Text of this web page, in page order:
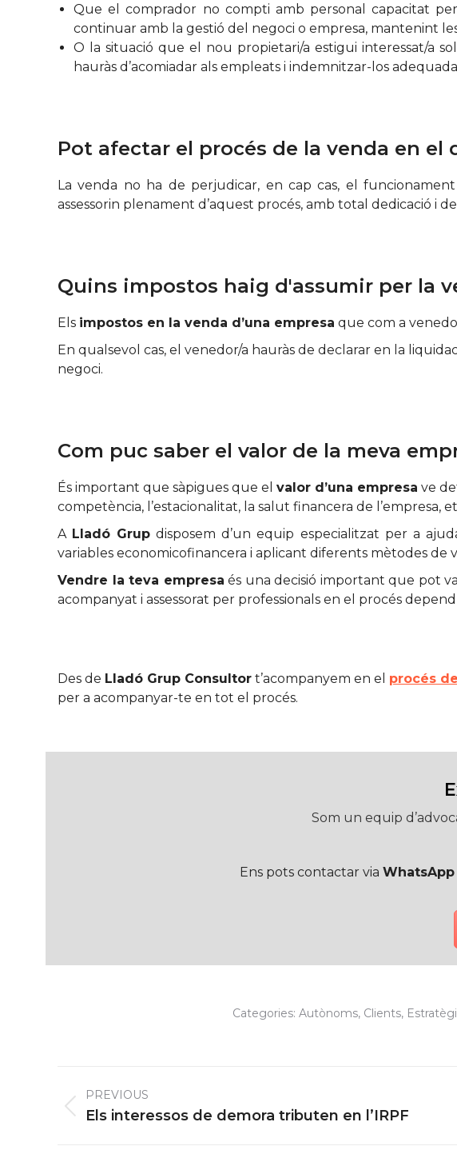
Que el comprador no compti amb personal capacitat
continuar amb la gestió del negoci o empresa, mantenint
O la situació que el nou propietari/a estigui interessat/a
hauràs d’acomiadar als empleats i indemnitzar-los
Pot afectar el procés de la venda en el
La venda no ha de perjudicar, en cap cas, el
assessorin plenament d’aquest procés, amb total dedicació i
Quins impostos haig d'assumir per la
Els impostos en la venda d’una empresa que com a
En qualsevol cas, el venedor/a hauràs de declarar en la
negoci.
Com puc saber el valor de la meva
És important que sàpigues que el valor d’una empresa ve
competència, l’estacionalitat, la salut financera de l’empresa,
A Lladó Grup disposem d’un equip especialitzat per a
variables economicofinancera i aplicant diferents mètodes de
Vendre la teva empresa és una decisió important que pot
acompanyat i assessorat per professionals en el procés
Des de Lladó Grup Consultor t’acompanyem en el procés
per a acompanyar-te en tot el procés.
Som un equip
Ens pots contactar via WhatsApp
Categories: Autònoms, Clients,
navigation
PREVIOUS
Previous
Els interessos de demora tributen en l’IRPF